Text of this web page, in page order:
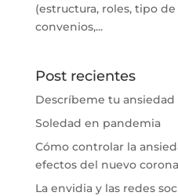
(estructura, roles, tipo
convenios,...
Post recientes
Descríbeme tu ansiedad
Soledad en pandemia
Cómo controlar la
efectos del nuevo
La envidia y las redes